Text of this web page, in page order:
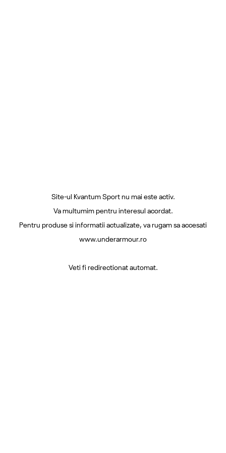
Site-ul Kvantum Sport nu mai este activ.
Va multumim pentru interesul acordat.
Pentru produse si informatii actualizate, va rugam sa accesati
www.underarmour.ro
Veti fi redirectionat automat.